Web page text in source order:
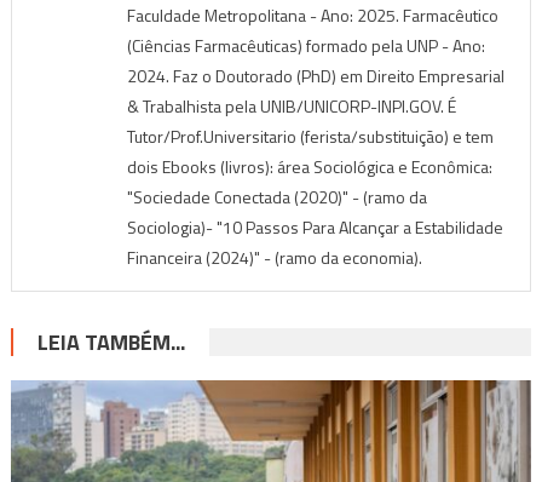
Faculdade Metropolitana - Ano: 2025. Farmacêutico
(Ciências Farmacêuticas) formado pela UNP - Ano:
2024. Faz o Doutorado (PhD) em Direito Empresarial
& Trabalhista pela UNIB/UNICORP-INPI.GOV. É
Tutor/Prof.Universitario (ferista/substituição) e tem
dois Ebooks (livros): área Sociológica e Econômica:
"Sociedade Conectada (2020)" - (ramo da
Sociologia)- "10 Passos Para Alcançar a Estabilidade
Financeira (2024)" - (ramo da economia).
LEIA TAMBÉM...